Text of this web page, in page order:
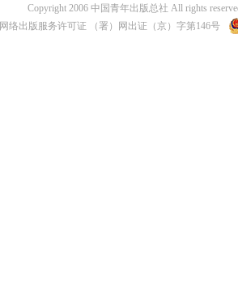
Copyright 2006 中国青年出版总社 All rights
网络出版服务许可证 （署）网出证（京）字第146号